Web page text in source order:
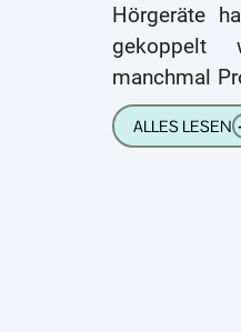
Hörgeräte
gekoppelt
manchmal
Anrufer bei
dass sie
ALLES LESEN